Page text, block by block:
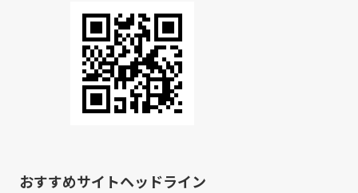
おすすめサイトヘッドライン